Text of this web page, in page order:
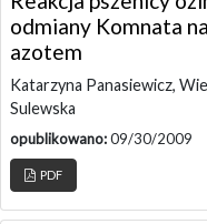
odmiany Komnata
azotem
Katarzyna Panasiewicz,
Sulewska
opublikowano:09/30/2009
PDF